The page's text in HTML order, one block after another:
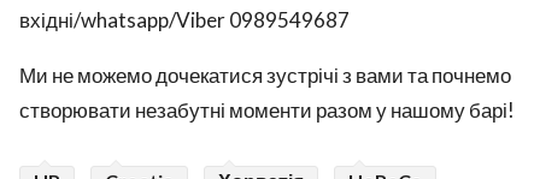
вхідні/whatsapp/Viber 0989549687
Ми не можемо дочекатися зустрічі з вами та почнемо
створювати незабутні моменти разом у нашому барі!